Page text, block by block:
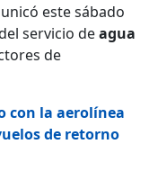
este sábado
servicio deagua
de
con la aerolínea
de retorno